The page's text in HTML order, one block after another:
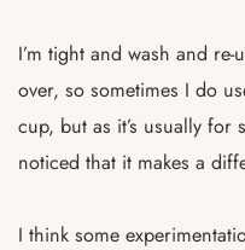
I’m tight and wash and
over, so sometimes I do
cup, but as it’s usually for
noticed that it makes a
I think some